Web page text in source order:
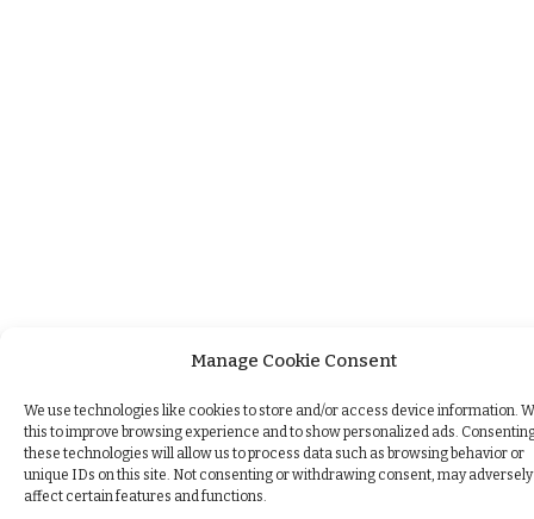
Manage Cookie Consent
We use technologies like cookies to store and/or access device information.
this to improve browsing experience and to show personalized ads.
these technologies will allow us to process data such as browsing behavior or
unique IDs on this site. Not consenting or withdrawing consent, may adversely
affect certain features and functions.